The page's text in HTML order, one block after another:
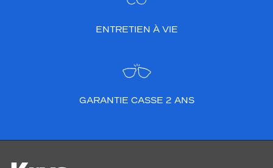
ENTRETIEN À VIE
GARANTIE CASSE 2 ANS